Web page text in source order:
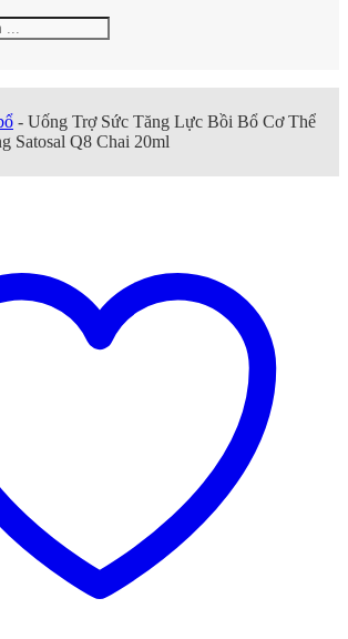
- Uống Trợ Sức Tăng Lực Bồi Bổ Cơ Thể
Satosal Q8 Chai 20ml